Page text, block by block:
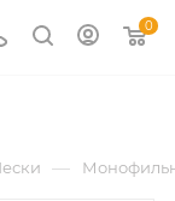
0
—